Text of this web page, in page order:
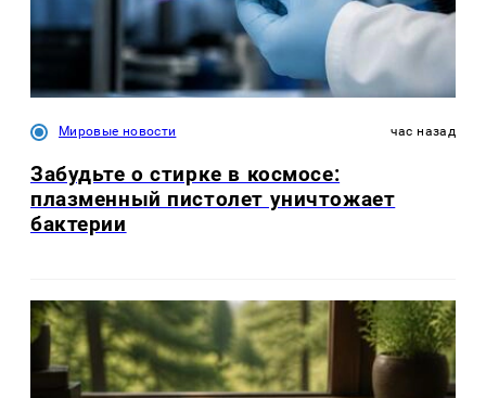
Мировые новости час назад
Забудьте о стирке в космосе:
плазменный пистолет уничтожает
бактерии